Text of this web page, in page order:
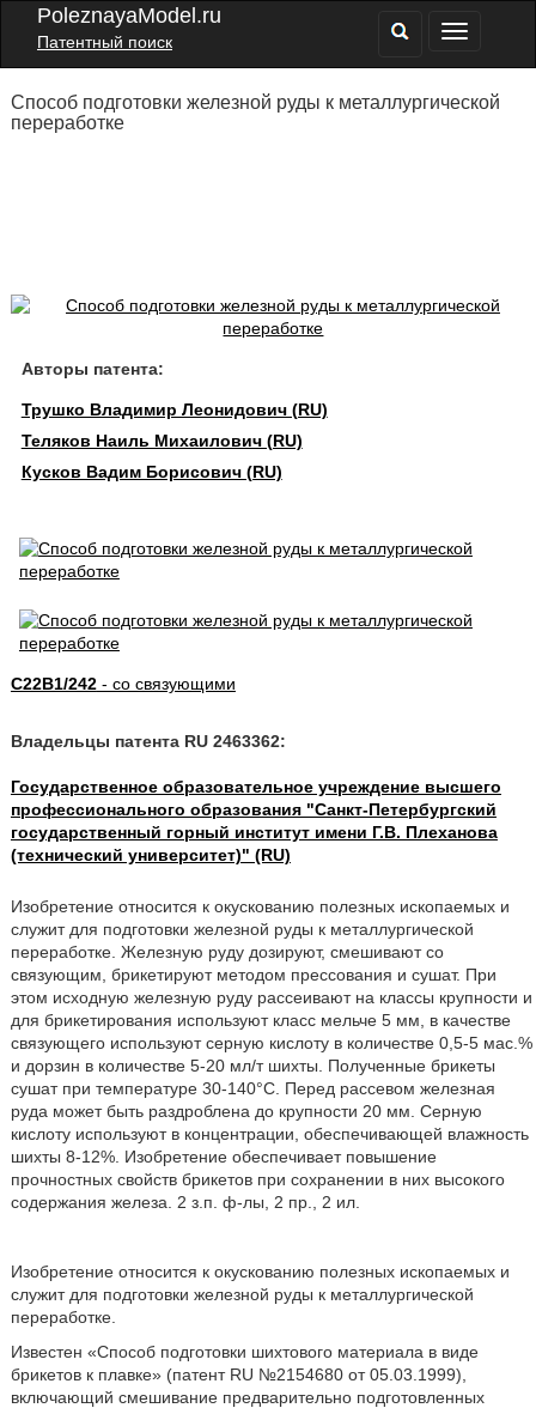
PoleznayaModel.ru
Патентный поиск
Способ подготовки железной руды к металлургической
переработке
Авторы патента:
Трушко Владимир Леонидович (RU)
Теляков Наиль Михаилович (RU)
Кусков Вадим Борисович (RU)
C22B1/242- со связующими
Владельцы патента RU 2463362:
Государственное образовательное учреждение высшего
профессионального образования "Санкт-Петербургский
государственный горный институт имени Г.В. Плеханова
(технический университет)" (RU)
Изобретение относится к окускованию полезных ископаемых и
служит для подготовки железной руды к металлургической
переработке. Железную руду дозируют, смешивают со
связующим, брикетируют методом прессования и сушат. При
этом исходную железную руду рассеивают на классы крупности и
для брикетирования используют класс мельче 5 мм, в качестве
связующего используют серную кислоту в количестве 0,5-5 мас.%
и дорзин в количестве 5-20 мл/т шихты. Полученные брикеты
сушат при температуре 30-140°C. Перед рассевом железная
руда может быть раздроблена до крупности 20 мм. Серную
кислоту используют в концентрации, обеспечивающей влажность
шихты 8-12%. Изобретение обеспечивает повышение
прочностных свойств брикетов при сохранении в них высокого
содержания железа. 2 з.п. ф-лы, 2 пр., 2 ил.
Изобретение относится к окускованию полезных ископаемых и
служит для подготовки железной руды к металлургической
переработке.
Известен «Способ подготовки шихтового материала в виде
брикетов к плавке» (патент RU №2154680 от 05.03.1999),
включающий смешивание предварительно подготовленных